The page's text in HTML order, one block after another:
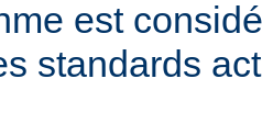
est
standards